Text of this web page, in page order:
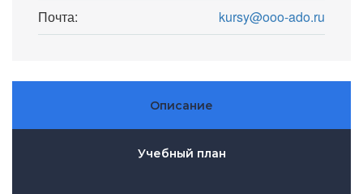
Почта:
kursy@ooo-ado.ru
Описание
Учебный план